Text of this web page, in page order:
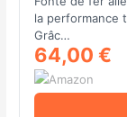
la performance
Grâc…
64,00 €